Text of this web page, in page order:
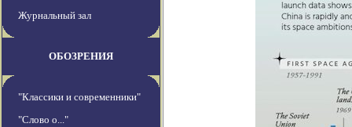
Журнальный зал
ОБОЗРЕНИЯ
"Классики и современники"
"Слово о..."